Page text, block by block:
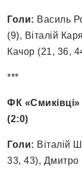
Голи: Василь
(9), Віталій
Качор (21, 36,
***
ФК
(2:0)
Голи: Віталій
33, 43),